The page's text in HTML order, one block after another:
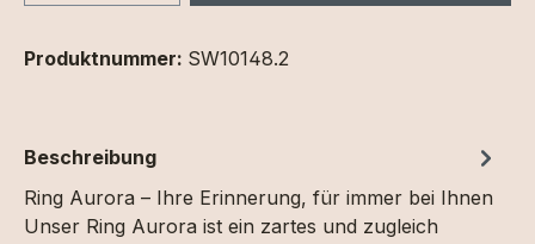
Produktnummer: SW10148.2
Beschreibung
Ring Aurora – Ihre Erinnerung, für immer bei Ihnen
Unser Ring Aurora ist ein zartes und zugleich